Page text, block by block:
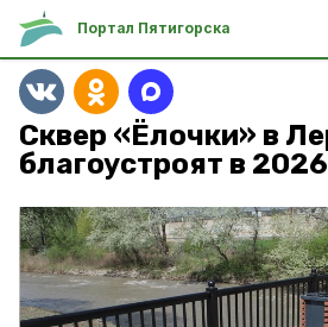
Портал Пятигорска
Сквер «Ёлочки» в
благоустроят в